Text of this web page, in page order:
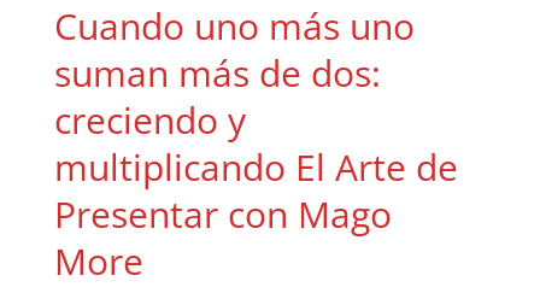
Cuando uno más uno
suman más de dos:
creciendo y
multiplicando El Arte de
Presentar con Mago
More